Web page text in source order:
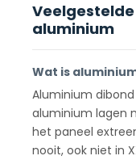
aluminium
Wat is
Aluminium
aluminium lagen
het paneel
nooit, ook niet in